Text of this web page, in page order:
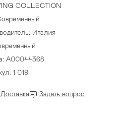
COLLECTION
Италия
A00044368
1 019
Доставка Задать вопрос